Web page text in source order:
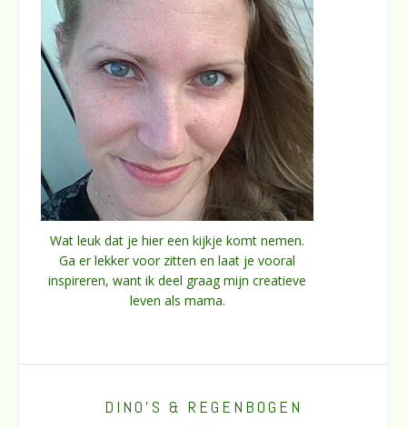
Wat leuk dat je hier een kijkje komt nemen.
Ga er lekker voor zitten en laat je vooral
inspireren, want ik deel graag mijn creatieve
leven als mama.
DINO’S & REGENBOGEN